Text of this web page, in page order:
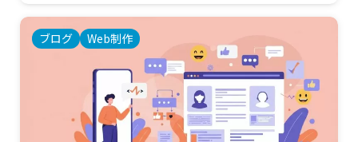
ンドマップツール」を活用すれば、修正や共有、
保存が格段に楽になり、活用の幅も広がります。
しかし、世の中には無料・有料、多機能なものか
らシンプルなものまで、数多くのマインドマップ
ツールが存在し、「どれを選んだらいいの？」と
迷ってしまう方も多いのではないでしょうか。 こ
の記事では、まずマイン …
ブログ Web制作